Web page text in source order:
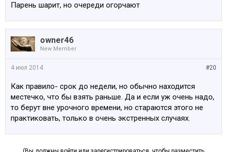
Парень шарит, но очереди огорчают
owner46
New Member
#20
4 июл 2014
Как правило- срок до недели, но обычно находится
местечко, что бы взять раньше. Да и если уж очень надо,
то берут вне урочного времени, но стараются этого не
практиковать, только в очень экстренных случаях.